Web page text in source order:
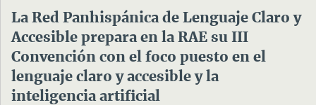
La Red Panhispánica de Lenguaje Claro y
Accesible prepara en la RAE su III
Convención con el foco puesto en el
lenguaje claro y accesible y la
inteligencia artificial